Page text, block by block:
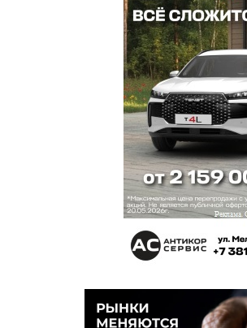
3 апреля 2020 в 01:12:
Какая красивая и сильная